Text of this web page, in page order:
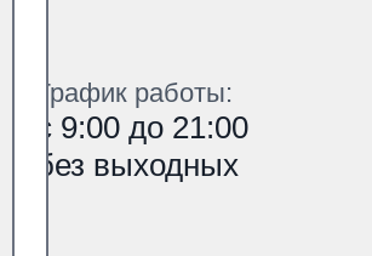
График работы:
с 9:00 до 21:00
без выходных